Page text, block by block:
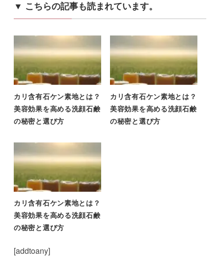
▼ こちらの記事も読まれています。
カリ含有石ケン素地とは？
美容効果を高める洗顔石鹸
の秘密と選び方
カリ含有石ケン素地とは？
美容効果を高める洗顔石鹸
の秘密と選び方
カリ含有石ケン素地とは？
美容効果を高める洗顔石鹸
の秘密と選び方
[addtoany]